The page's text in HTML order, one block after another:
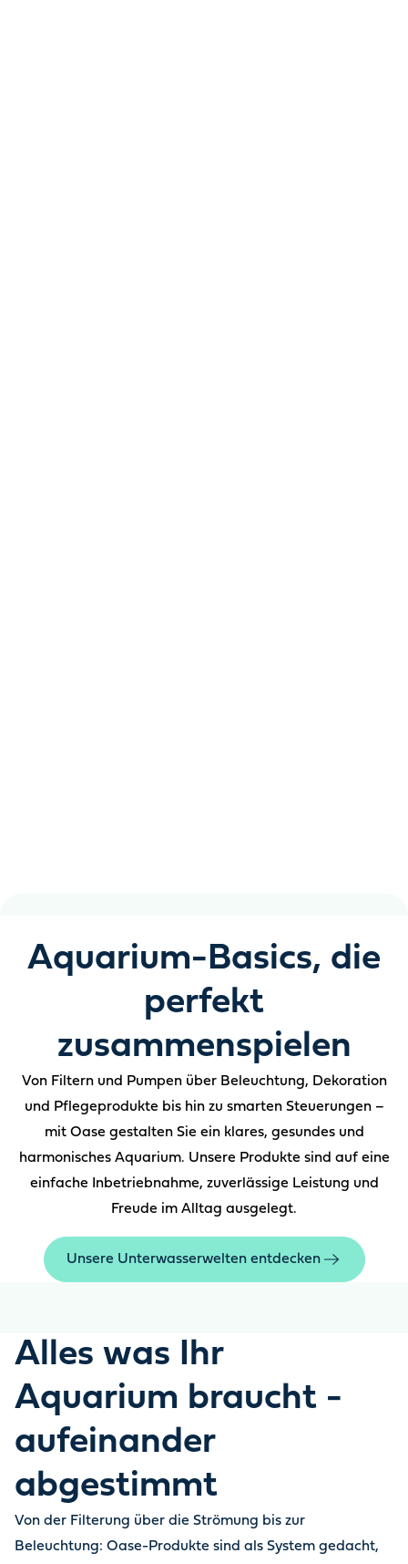
Aquarium-Basics, die
perfekt
zusammenspielen
Von Filtern und Pumpen über Beleuchtung, Dekoration
und Pflegeprodukte bis hin zu smarten Steuerungen –
mit Oase gestalten Sie ein klares, gesundes und
harmonisches Aquarium. Unsere Produkte sind auf eine
einfache Inbetriebnahme, zuverlässige Leistung und
Freude im Alltag ausgelegt.
Unsere Unterwasserwelten entdecken
Alles was Ihr
Aquarium braucht -
aufeinander
abgestimmt
Von der Filterung über die Strömung bis zur
Beleuchtung: Oase-Produkte sind als System gedacht,